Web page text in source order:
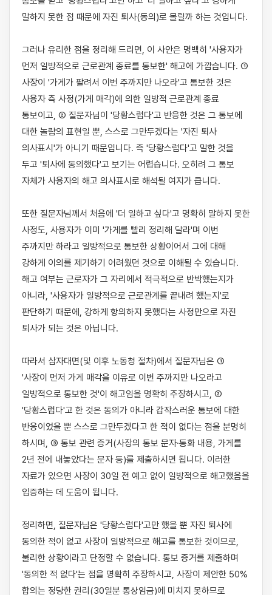
말하지 못한 점 때문에 자진 퇴사(동의)로 몰릴까 하는 것입니다.
그러나 유리한 점을 정리해 드리면, 이 사안은 명백히 '사용자가
먼저 일방적으로 근로관계 종료를 통보한' 해고에 가깝습니다. ①
사장이 '가게가 팔려서 이번 주까지만 나오라'고 통보한 것은
사용자 측 사정(가게 매각)에 의한 일방적 근로관계 종료
통보이고, ② 질문자님이 '당황스럽다'고 반응한 것은 그 통보에
대한 놀람의 표현일 뿐, 스스로 그만두겠다는 '자진 퇴사
의사표시'가 아니기 때문입니다. 즉 '당황스럽다'고 말한 것을
두고 '퇴사에 동의했다'고 보기는 어렵습니다. 오히려 그 통보
자체가 사용자의 해고 의사표시로 해석될 여지가 큽니다.
또한 질문자님께서 처음에 '더 일하고 싶다'고 명확히 말하지 못한
사정도, 사용자가 이미 '가게를 빨리 정리해 달라'며 이번
주까지만 하라고 일방적으로 통보한 상황이어서 그에 대해
강하게 이의를 제기하기 어려웠던 것으로 이해될 수 있습니다.
해고 여부는 근로자가 그 자리에서 적극적으로 반박했는지가
아니라, '사용자가 일방적으로 근로관계를 끝내려 했는지'로
판단하기 때문에, 강하게 항의하지 못했다는 사정만으로 자진
퇴사가 되는 것은 아닙니다.
따라서 삼자대면(및 이후 노동청 절차)에서 질문자님은 ①
'사장이 먼저 가게 매각을 이유로 이번 주까지만 나오라고
일방적으로 통보한 것'이 해고임을 명확히 주장하시고, ②
'당황스럽다'고 한 것은 동의가 아니라 갑작스러운 통보에 대한
반응이었을 뿐 스스로 그만두겠다고 한 적이 없다는 점을 분명히
하시며, ③ 통보 관련 증거(사장의 통보 문자·통화 내용, 가게를
2년 전에 내놓았다는 문자 등)를 제출하시면 됩니다. 이러한
자료가 있으면 사장이 30일 전 예고 없이 일방적으로 해고했음을
입증하는 데 도움이 됩니다.
정리하면, 질문자님은 '당황스럽다'고만 했을 뿐 자진 퇴사에
동의한 적이 없고 사장이 일방적으로 해고를 통보한 것이므로,
불리한 상황이라고 단정할 수 없습니다. 통보 증거를 제출하며
'동의한 적 없다'는 점을 명확히 주장하시고, 사장이 제안한 50%
합의는 정당한 권리(30일분 통상임금)에 미치지 못하므로